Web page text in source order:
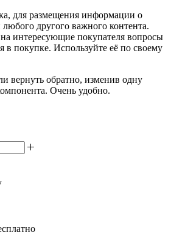
для размещения информации о
любого другого важного контента.
интересующие покупателя вопросы
в покупке. Используйте её по своему
вернуть обратно, изменив одну
Очень удобно.